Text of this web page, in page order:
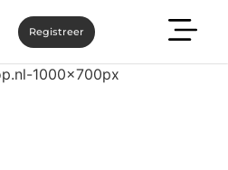
Registreer